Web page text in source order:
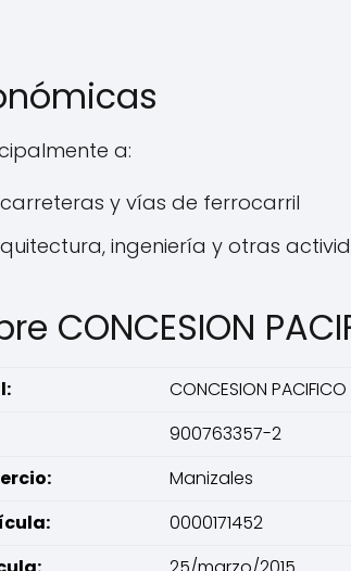
a:
y vías de ferrocarril
ingeniería y otras
CONCESION
CONCESION PACIFICO
900763357-2
Manizales
0000171452